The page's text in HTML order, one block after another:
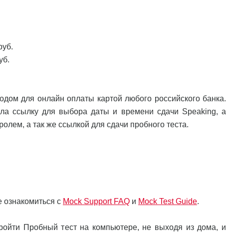
для онлайн оплаты картой любого российского банка.
ссылку для выбора даты и времени сдачи Speaking, а
а так же ссылкой для сдачи пробного теста.
с Mock Support FAQ и Mock Test Guide.
Пробный тест на компьютере, не выходя из дома, и